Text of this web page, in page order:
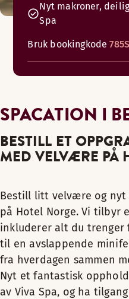
Nyt makroner,
Spa
Bruk bookingkode
SPACATION I
BESTILL ET
MED VELVÆRE PÅ
Bestill litt velvære og nyt
på Hotel Norge. Vi tilbyr
inkluderer alt du
til en avslappende
fra hverdagen sammen
Nyt et fantastisk
av Viva Spa, og ha